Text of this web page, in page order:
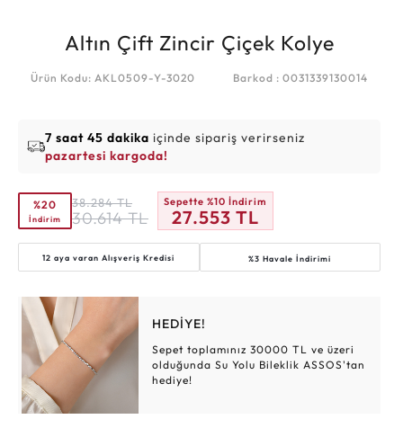
Altın Çift Zincir Çiçek Kolye
Ürün Kodu: AKL0509-Y-3020 Barkod : 0031339130014
7 saat 45 dakika içinde sipariş verirseniz
pazartesi kargoda!
%20
İndirim
38.284 TL
30.614 TL
Sepette %10 İndirim
27.553 TL
12 aya varanAlışveriş Kredisi %3 Havale İndirimi
HEDİYE!
Sepet toplamınız 30000 TL ve üzeri
olduğunda Su Yolu Bileklik ASSOS'tan
hediye!